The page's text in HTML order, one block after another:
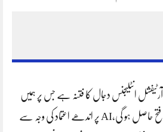
آرٹیفشل انٹلیجنس دجال کا فتنہ ہے جس پر ہمیں
فتح حاصل ہو گی،AI پر اندھے اعتماد کی وجہ سے